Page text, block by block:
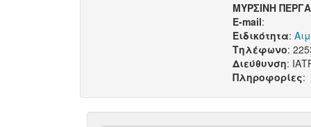
ΜΥΡΣΙΝΗ
E-mail:
Ειδικότητα:
Τηλέφωνο:
Διεύθυνση:
Πληροφορίες: